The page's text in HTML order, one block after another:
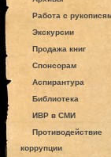
Работа с
Экскурсии
Продажа книг
Спонсорам
Аспирантура
Библиотека
ИВР в СМИ
Противодействие
коррупции